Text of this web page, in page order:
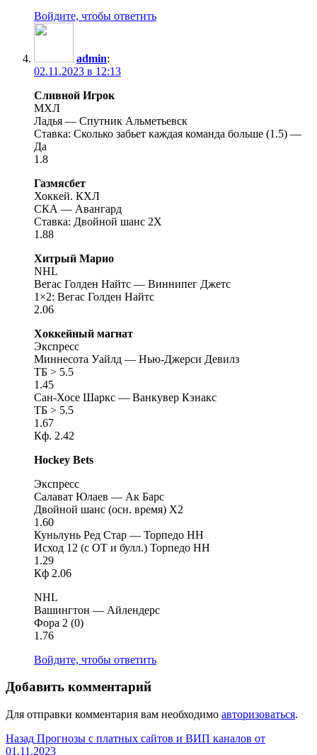
Войдите, чтобы ответить
admin:
02.11.2023 в 12:13
Сливной Игрок
МХЛ
Ладья — Спутник Альметьевск
Ставка: Сколько забьет каждая команда больше (1.5) —
Да
1.8
Газмясбет
Хоккей. КХЛ
СКА — Авангард
Ставка: Двойной шанс 2X
1.88
Хитрый Марио
NHL
Вегас Голден Найтс — Виннипег Джетс
1×2: Вегас Голден Найтс
2.06
Хоккейный магнат
Экспресс
Миннесота Уайлд — Нью-Джерси Девилз
ТБ > 5.5
1.45
Сан-Хосе Шаркс — Ванкувер Кэнакс
ТБ > 5.5
1.67
Кф. 2.42
Hockey Bets
Экспресс
Салават Юлаев — Ак Барс
Двойной шанс (осн. время) X2
1.60
Куньлунь Ред Стар — Торпедо НН
Исход 12 (с ОТ и булл.) Торпедо НН
1.29
Кф 2.06
NHL
Вашингтон — Айлендерс
Фора 2 (0)
1.76
Войдите, чтобы ответить
Добавить комментарий
Для отправки комментария вам необходимо авторизоваться.
Навигация
Назад Предыдущая
запись:
Прогнозы с платных сайтов и ВИП каналов от
01.11.2023